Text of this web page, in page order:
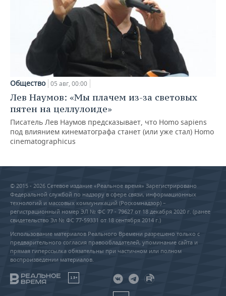
Общество 05 авг, 00:00
Лев Наумов: «Мы плачем из-за световых
пятен на целлулоиде»
Писатель Лев Наумов предсказывает, что Homo sapiens
под влиянием кинематографа станет (или уже стал) Homo
cinematographicus
© 2015 - 2026 Сетевое издание «Реальное время» Зарегистрировано
Федеральной службой по надзору в сфере связи, информационных
технологий и массовых коммуникаций (Роскомнадзор) –
регистрационный номер ЭЛ № ФС 77 - 79627 от 18 декабря 2020 г. (ранее
свидетельство Эл № ФС 77-59331 от 18 сентября 2014 г.)
Использование материалов Реального Времени разрешено только с
предварительного согласия правообладателей, упоминание сайта и
прямая гиперссылка обязательны при частичном или полном
воспроизведении материалов.
18+